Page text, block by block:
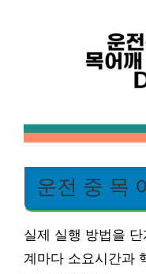
운전 중 목
실제 실행 방법을
계마다 소요시간과